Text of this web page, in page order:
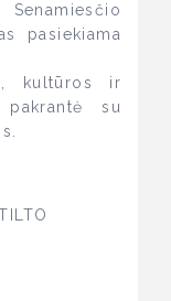
pasiekiama
kultūros ir
su